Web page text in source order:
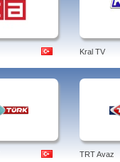
Kral TV
TRT Avaz